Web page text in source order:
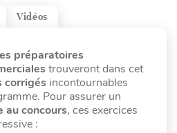
Vidéos
préparatoires
trouveront dans cet
corrigés incontournables
Pour assurer un
au concours, ces exercices
: